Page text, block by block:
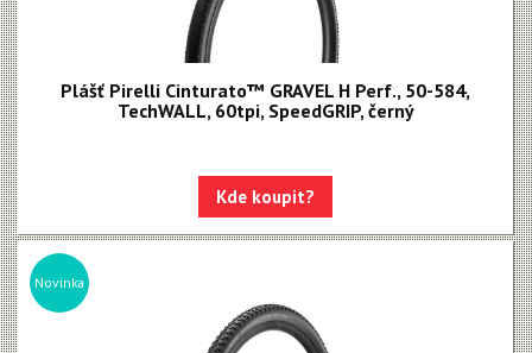
Plášť Pirelli Cinturato™ GRAVEL H Perf., 50-584,
TechWALL, 60tpi, SpeedGRIP, černý
Kde koupit?
Novinka